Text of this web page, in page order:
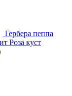
Гербера пеппа
Роза куст